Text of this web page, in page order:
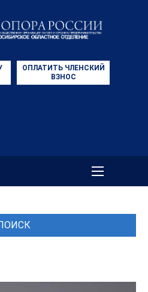
ОПЛАТИТЬ ЧЛЕНСКИЙ
ВЗНОС